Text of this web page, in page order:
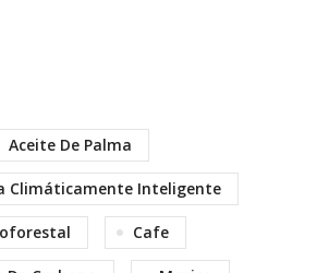
Aceite De Palma
Climáticamente Inteligente
Cafe